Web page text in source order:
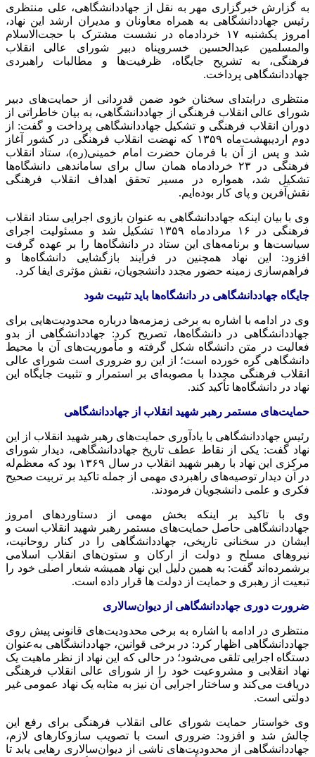
به گزارش خبرگزاری مهر به نقل از جهاددانشگاهی، علی منتظری
رئیس جهاددانشگاهی به همراه معاونان و مدیران ارشد این نهاد،
امروز یکشنبه ۱۷ خردادماه در نشست مشترک با حجت‌الاسلام
والمسلمین عبدالحسین خسروپناه دبیر شورای عالی انقلاب
فرهنگی، به تشریح جایگاه، ظرفیت‌ها و مطالبات راهبردی
جهاددانشگاهی پرداخت.
منتظری درابتدای سخنان خود ضمن قدردانی از حمایت‌های دبیر
شورای عالی انقلاب فرهنگی از جهاددانشگاهی، به بیان خاطراتی از
دوران انقلاب فرهنگی و تشکیل جهاددانشگاهی پرداخت و گفت: از
دوم اردیبهشت‌ماه ۱۳۵۹ که نهضت انقلاب فرهنگی در کشور آغاز
شد و پس از آن با فرمان حضرت امام خمینی(ره)، ستاد انقلاب
فرهنگی در ۲۳ خردادماه همان سال برای ساماندهی دانشگاه‌ها
تشکیل شد، همواره در مسیر تحقق اهداف انقلاب فرهنگی
نقش‌آفرین و پای کار بوده‌ایم.
وی با بیان اینکه جهاددانشگاهی به عنوان بازوی اجرایی ستاد انقلاب
فرهنگی در ۱۶ مردادماه ۱۳۵۹ تشکیل شد و مسئولیت اجرای
سیاست‌ها و برنامه‌های این ستاد در دانشگاه‌ها را بر عهده گرفت
افزود: این نهاد همچنین در فرآیند بازگشایی دانشگاه‌ها و
فراهم‌سازی زمینه حضور مجدد دانشجویان، نقش مؤثری ایفا کرد.
جایگاه جهاددانشگاهی در دانشگاه‌ها باید تثبیت شود
وی در ادامه با اشاره به برخی زمزمه‌ها درباره محدودیت‌هایی برای
جهاددانشگاهی در دانشگاه‌ها، تصریح کرد: جهاددانشگاهی از بدو
فعالیت در متن دانشگاه شکل گرفته و مأموریت‌های آن با محیط
دانشگاهی گره خورده است؛ از این رو ضروری است شورای عالی
انقلاب فرهنگی مجددا با مصوبه‌ای بر استمرار و تثبیت جایگاه این
نهاد در دانشگاه‌ها تأکید کند.
حمایت‌های مستمر رهبر شهید انقلاب از جهاددانشگاهی
رئیس جهاددانشگاهی با یادآوری حمایت‌های رهبر شهید انقلاب از این
نهاد گفت: یکی از نقاط عطف تاریخ جهاددانشگاهی، دیدار شورای
مرکزی این نهاد با رهبر شهید انقلاب در سال ۱۳۶۹ بود که معظم‌له
در آن دیدار توصیه‌های راهبردی مهمی از جمله تاکید بر تربیت صحیح
فکری و علمی دانشجویان فرمودند.
وی با تاکید بر اینکه بخش مهمی از دستاوردهای امروز
جهاددانشگاهی حاصل حمایت‌های مستمر رهبر شهید انقلاب است و
ایشان در سخنانی تاریخی، جهاددانشگاهی را در کنار روحانیت،
نیروهای مسلح و دولت از ارکان و ستون‌های انقلاب اسلامی
برشمرده‌اند گفت: به همین دلیل این نهاد همیشه شعار اصلی خود را
تبعیت از رهبری و حمایت از دولت ها قرار داده است.
ضرورت دوری جهاددانشگاهی از دیوان‌سالاری
منتظری در ادامه با اشاره به برخی محدودیت‌های قانونی پیش روی
جهاددانشگاهی اظهار کرد: در برخی قوانین، جهاددانشگاهی به‌عنوان
دستگاه اجرایی تلقی می‌شود؛ در حالی که این نهاد از نظر ماهیت یک
نهاد انقلابی و مشروعیت خود را از شورای عالی انقلاب فرهنگی
دریافت می‌کند و ساختار اجرایی آن نیز به مثابه یک نهاد عمومی غیر
دولتی است.
وی خواستار حمایت شورای عالی انقلاب فرهنگی برای رفع این
چالش شد و افزود: ضروری است با تصویب سازوکارهای لازم،
جهاددانشگاهی از محدودیت‌های ناشی از دیوان‌سالاری رهایی یابد تا